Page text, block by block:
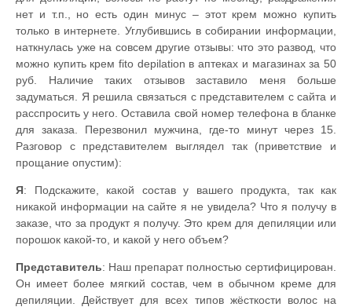
нет и т.п., но есть один минус – этот крем можно купить
только в интернете. Углубившись в собирании информации,
наткнулась уже на совсем другие отзывы: что это развод, что
можно купить крем fito depilation в аптеках и магазинах за 50
руб. Наличие таких отзывов заставило меня больше
задуматься. Я решила связаться с представителем с сайта и
расспросить у него. Оставила свой номер телефона в бланке
для заказа. Перезвонил мужчина, где-то минут через 15.
Разговор с представителем выглядел так (приветствие и
прощание опустим):
Я: Подскажите, какой состав у вашего продукта, так как
никакой информации на сайте я не увидела? Что я получу в
заказе, что за продукт я получу. Это крем для депиляции или
порошок какой-то, и какой у него объем?
Представитель: Наш препарат полностью сертифицирован.
Он имеет более мягкий состав, чем в обычном креме для
депиляции. Действует для всех типов жёсткости волос на